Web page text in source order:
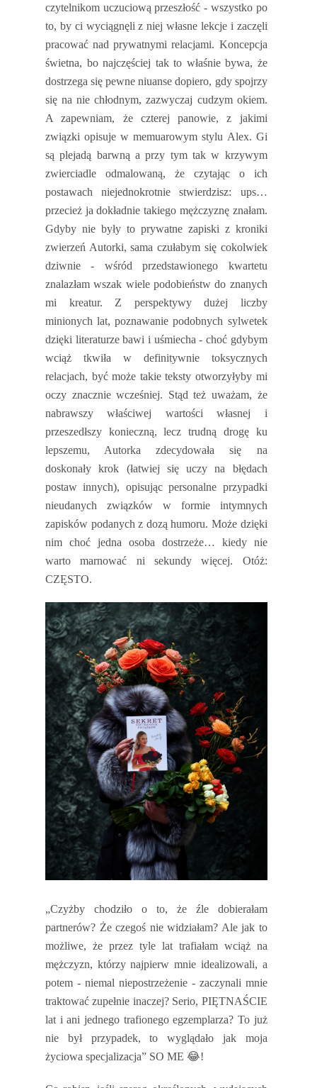
czytelnikom uczuciową przeszłość - wszystko po
to, by ci wyciągnęli z niej własne lekcje i zaczęli
pracować nad prywatnymi relacjami. Koncepcja
świetna, bo najczęściej tak to właśnie bywa, że
dostrzega się pewne niuanse dopiero, gdy spojrzy
się na nie chłodnym, zazwyczaj cudzym okiem.
A zapewniam, że czterej panowie, z jakimi
związki opisuje w memuarowym stylu Alex. Gi
są plejadą barwną a przy tym tak w krzywym
zwierciadle odmalowaną, że czytając o ich
postawach niejednokrotnie stwierdzisz: ups…
przecież ja dokładnie takiego mężczyznę znałam.
Gdyby nie były to prywatne zapiski z kroniki
zwierzeń Autorki, sama czułabym się cokolwiek
dziwnie - wśród przedstawionego kwartetu
znalazłam wszak wiele podobieństw do znanych
mi kreatur. Z perspektywy dużej liczby
minionych lat, poznawanie podobnych sylwetek
dzięki literaturze bawi i uśmiecha - choć gdybym
wciąż tkwiła w definitywnie toksycznych
relacjach, być może takie teksty otworzyłyby mi
oczy znacznie wcześniej. Stąd też uważam, że
nabrawszy właściwej wartości własnej i
przeszedłszy konieczną, lecz trudną drogę ku
lepszemu, Autorka zdecydowała się na
doskonały krok (łatwiej się uczy na błędach
postaw innych), opisując personalne przypadki
nieudanych związków w formie intymnych
zapisków podanych z dozą humoru. Może dzięki
nim choć jedna osoba dostrzeże… kiedy nie
warto marnować ni sekundy więcej. Otóż:
CZĘSTO.
„Czyżby chodziło o to, że źle dobierałam
partnerów? Że czegoś nie widziałam? Ale jak to
możliwe, że przez tyle lat trafiałam wciąż na
mężczyzn, którzy najpierw mnie idealizowali, a
potem - niemal niepostrzeżenie - zaczynali mnie
traktować zupełnie inaczej? Serio, PIĘTNAŚCIE
lat i ani jednego trafionego egzemplarza? To już
nie był przypadek, to wyglądało jak moja
życiowa specjalizacja” SO ME 😂!